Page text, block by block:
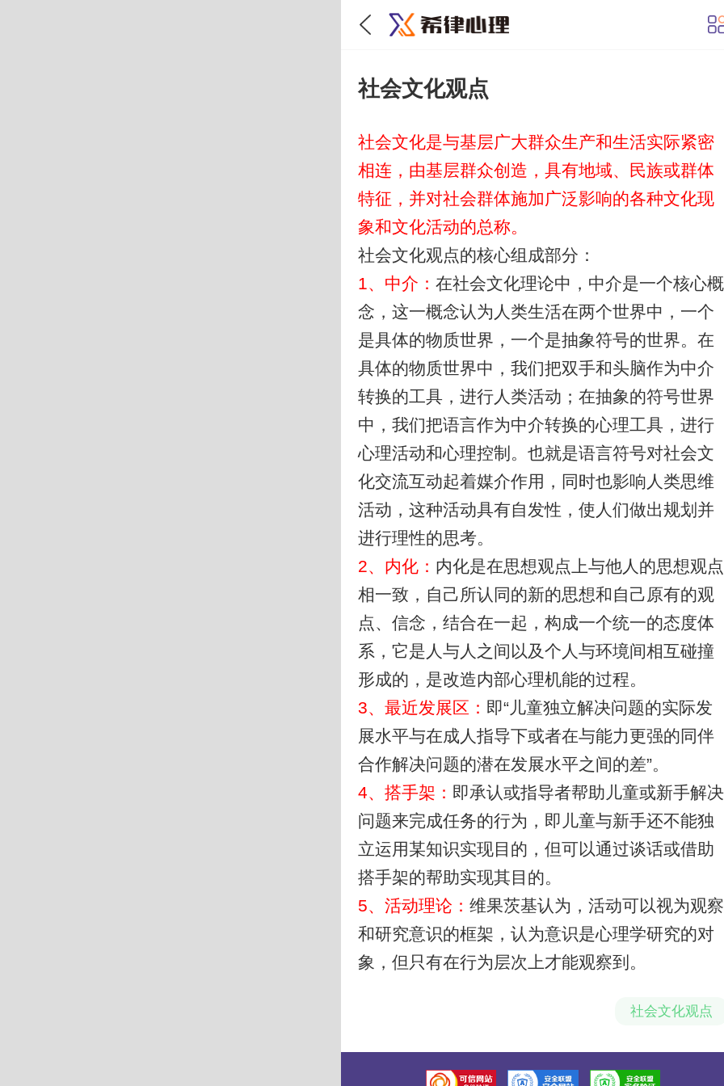
社会文化观点
社会文化是与基层广大群众生产和生活实际紧密
相连，由基层群众创造，具有地域、民族或群体
特征，并对社会群体施加广泛影响的各种文化现
象和文化活动的总称。
社会文化观点的核心组成部分：
1、中介：在社会文化理论中，中介是一个核心概
念，这一概念认为人类生活在两个世界中，一个
是具体的物质世界，一个是抽象符号的世界。在
具体的物质世界中，我们把双手和头脑作为中介
转换的工具，进行人类活动；在抽象的符号世界
中，我们把语言作为中介转换的心理工具，进行
心理活动和心理控制。也就是语言符号对社会文
化交流互动起着媒介作用，同时也影响人类思维
活动，这种活动具有自发性，使人们做出规划并
进行理性的思考。
2、内化： 内化是在思想观点上与他人的思想观点
相一致，自己所认同的新的思想和自己原有的观
点、信念，结合在一起，构成一个统一的态度体
系，它是人与人之间以及个人与环境间相互碰撞
形成的，是改造内部心理机能的过程。
3、最近发展区： 即“儿童独立解决问题的实际发
展水平与在成人指导下或者在与能力更强的同伴
合作解决问题的潜在发展水平之间的差”。
4、搭手架： 即承认或指导者帮助儿童或新手解决
问题来完成任务的行为，即儿童与新手还不能独
立运用某知识实现目的，但可以通过谈话或借助
搭手架的帮助实现其目的。
5、活动理论：维果茨基认为，活动可以视为观察
和研究意识的框架，认为意识是心理学研究的对
象，但只有在行为层次上才能观察到。
社会文化观点